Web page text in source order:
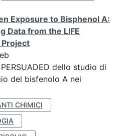
Exposure to Bisphenol A:
Data from the LIFE
Project
dello studio di
del bisfenolo A nei
CHIMICI